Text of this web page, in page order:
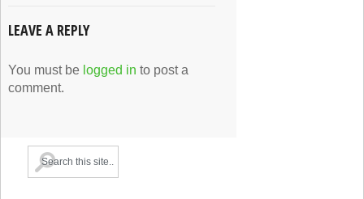
LEAVE A REPLY
You must be logged in to post a
comment.